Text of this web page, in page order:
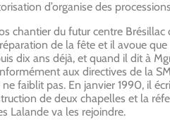
d’organise des
chantier du futur centre
de la fête et il avoue
dix ans déjà, et quand il dit à
aux directives de la
faiblit pas. En janvier 1990, il
de deux chapelles et la
Lalande va les rejoindre.